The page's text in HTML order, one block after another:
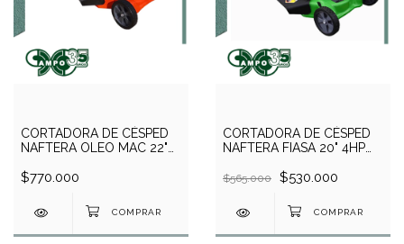
CORTADORA DE CÉSPED
NAFTERA OLEO MAC 22"
$770.000
CORTADORA DE CÉSPED
NAFTERA FIASA 20" 4HP
$565.000 $530.000